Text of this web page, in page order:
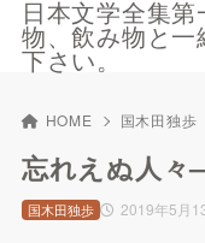
日本文学全集
物、飲み物と
下さい。
HOME 国木田独歩
忘れえぬ人
2019年5月
国木田独歩